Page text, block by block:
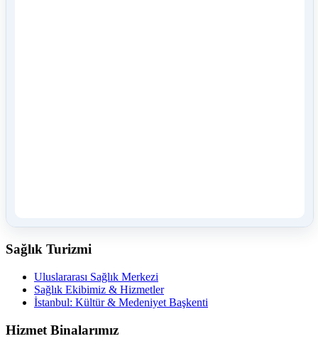
Sağlık Turizmi
Uluslararası Sağlık Merkezi
Sağlık Ekibimiz & Hizmetler
İstanbul: Kültür & Medeniyet Başkenti
Hizmet Binalarımız